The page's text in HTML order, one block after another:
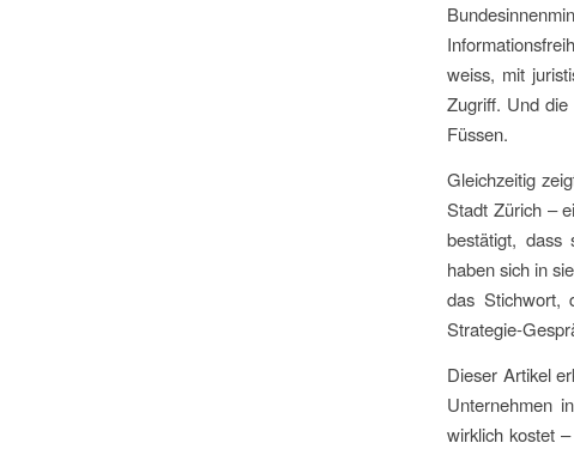
weiss, mit
Zugriff. Und die
Füssen.
Gleichzeitig
Stadt Zürich –
bestätigt, dass
haben sich in
das Stichwort,
Strategie-
Dieser Artikel
Unternehmen
wirklich kostet